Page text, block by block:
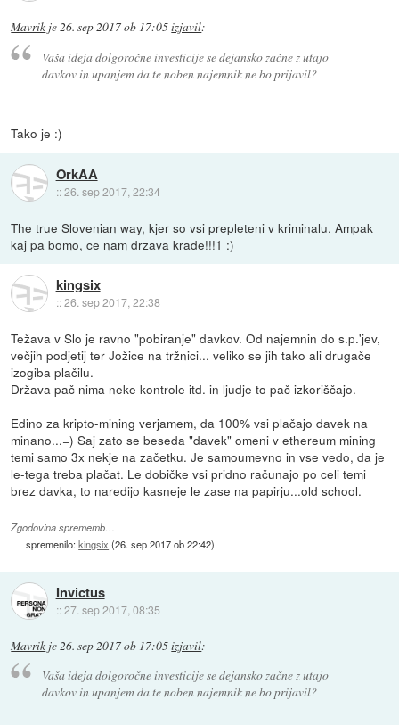
Mavrik je26. sep 2017 ob 17:05izjavil:
Vaša ideja dolgoročne investicije se dejansko začne z utajo
davkov in upanjem da te noben najemnik ne bo prijavil?
Tako je :)
OrkAA
::26. sep 2017, 22:34
The true Slovenian way, kjer so vsi prepleteni v kriminalu. Ampak
kaj pa bomo, ce nam drzava krade!!!1 :)
kingsix
::26. sep 2017, 22:38
Težava v Slo je ravno "pobiranje" davkov. Od najemnin do s.p.'jev,
večjih podjetij ter Jožice na tržnici... veliko se jih tako ali drugače
izogiba plačilu.
Država pač nima neke kontrole itd. in ljudje to pač izkoriščajo.
Edino za kripto-mining verjamem, da 100% vsi plačajo davek na
minano...=) Saj zato se beseda "davek" omeni v ethereum mining
temi samo 3x nekje na začetku. Je samoumevno in vse vedo, da je
le-tega treba plačat. Le dobičke vsi pridno računajo po celi temi
brez davka, to naredijo kasneje le zase na papirju...old school.
Zgodovina sprememb…
spremenilo:kingsix (26. sep 2017 ob 22:42)
Invictus
::27. sep 2017, 08:35
Mavrik je26. sep 2017 ob 17:05izjavil:
Vaša ideja dolgoročne investicije se dejansko začne z utajo
davkov in upanjem da te noben najemnik ne bo prijavil?